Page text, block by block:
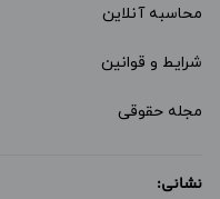
محاسبه آنلاین
شرایط و قوانین
مجله حقوقی
نشانی: